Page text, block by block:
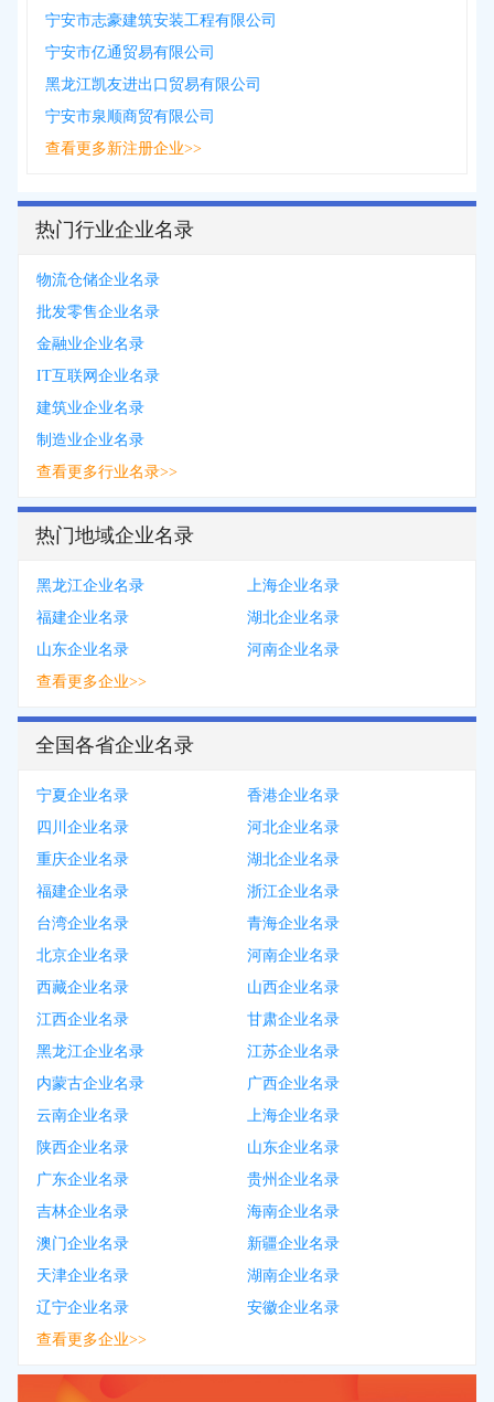
宁安市志豪建筑安装工程有限公司
宁安市亿通贸易有限公司
黑龙江凯友进出口贸易有限公司
宁安市泉顺商贸有限公司
查看更多新注册企业>>
热门行业企业名录
物流仓储企业名录
批发零售企业名录
金融业企业名录
IT互联网企业名录
建筑业企业名录
制造业企业名录
查看更多行业名录>>
热门地域企业名录
黑龙江企业名录
上海企业名录
福建企业名录
湖北企业名录
山东企业名录
河南企业名录
查看更多企业>>
全国各省企业名录
宁夏企业名录
香港企业名录
四川企业名录
河北企业名录
重庆企业名录
湖北企业名录
福建企业名录
浙江企业名录
台湾企业名录
青海企业名录
北京企业名录
河南企业名录
西藏企业名录
山西企业名录
江西企业名录
甘肃企业名录
黑龙江企业名录
江苏企业名录
内蒙古企业名录
广西企业名录
云南企业名录
上海企业名录
陕西企业名录
山东企业名录
广东企业名录
贵州企业名录
吉林企业名录
海南企业名录
澳门企业名录
新疆企业名录
天津企业名录
湖南企业名录
辽宁企业名录
安徽企业名录
查看更多企业>>